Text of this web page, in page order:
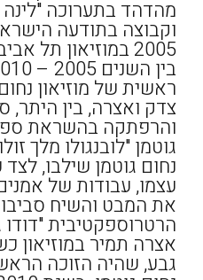
מהדהד בתערוכה
וקבוצה בתודעה
2005 במוזיאון תל
ראשית של מוזיאון
צדק ואצרה, בין
והרפתקה בהשראת
גוטמן "לובנגולו מלך
נחום גוטמן שילבו, לצד
עצמו, עבודות של
את המבט והשיח
הרטרוספקטיבית
אצרה תמיר במוזיאון
גבע, שהיה הזוכה